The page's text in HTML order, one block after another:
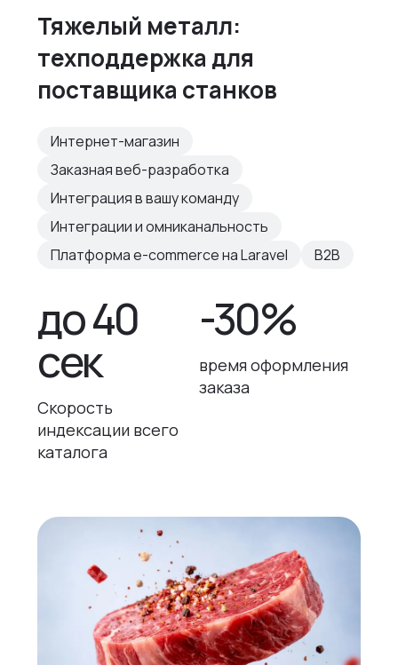
Тяжелый металл:
техподдержка для
поставщика станков
Интернет-магазин
Заказная веб-разработка
Интеграция в вашу команду
Интеграции и омниканальность
Платформа e-commerce на Laravel
B2B
до 40
сек
Скорость
индексации всего
каталога
-30%
время оформления
заказа